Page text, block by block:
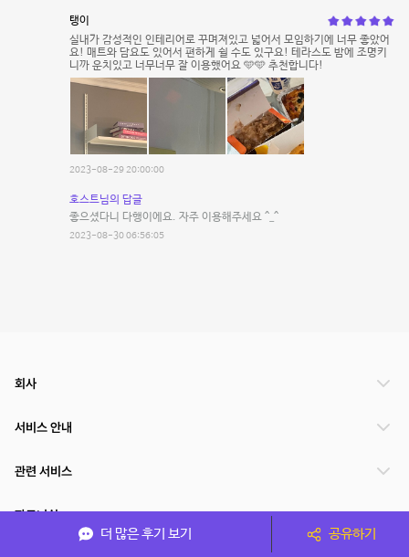
탱이
실내가 감성적인 인테리어로 꾸며져있고 넓어서 모임하기에 너무 좋았어
요! 매트와 담요도 있어서 편하게 쉴 수도 있구요! 테라스도 밤에 조명키
니까 운치있고 너무너무 잘 이용했어요 🩵🩵 추천합니다!
2023-08-29 20:00:00
호스트님의 답글
좋으셨다니 다행이에요. 자주 이용해주세요 ^_^
2023-08-30 06:56:05
더 많은 후기 보기 공유하기
회사
서비스 안내
관련 서비스
파트너쉽